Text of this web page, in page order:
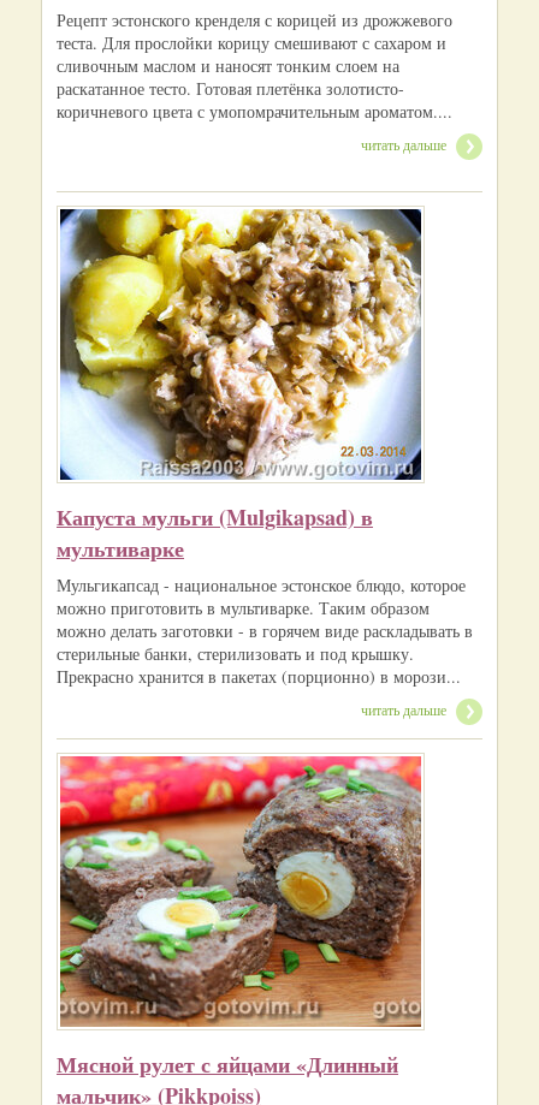
Рецепт эстонского кренделя с корицей из дрожжевого
теста. Для прослойки корицу смешивают с сахаром и
сливочным маслом и наносят тонким слоем на
раскатанное тесто. Готовая плетёнка золотисто-
коричневого цвета с умопомрачительным ароматом....
читать дальше
Капуста мульги (Mulgikapsad) в
мультиварке
Мульгикапсад - национальное эстонское блюдо, которое
можно приготовить в мультиварке. Таким образом
можно делать заготовки - в горячем виде раскладывать в
стерильные банки, стерилизовать и под крышку.
Прекрасно хранится в пакетах (порционно) в морози...
читать дальше
Мясной рулет с яйцами «Длинный
мальчик» (Pikkpoiss)